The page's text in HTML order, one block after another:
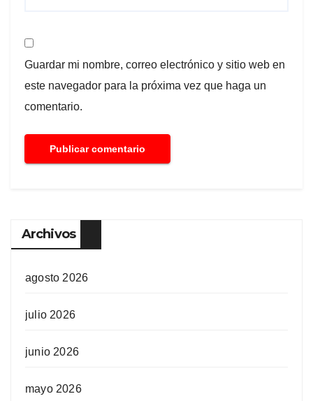
Guardar mi nombre, correo electrónico y sitio web en
este navegador para la próxima vez que haga un
comentario.
Archivos
agosto 2026
julio 2026
junio 2026
mayo 2026